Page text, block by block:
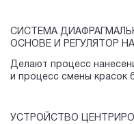
СИСТЕМА
ОСНОВЕ И РЕГУЛЯТОР
Делают процесс
и процесс смены
УСТРОЙСТВО